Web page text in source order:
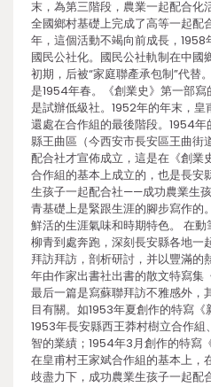
末，為第三階段，農業一起配合化
全國鄉村基礎上完成了高等一起配
年，這個活動不竭向前成長，1958
國民公社化。國民公社軌制在中國
初期，后被“家庭聯產承包制”代替
是1954年春。《創業史》第一部
是試辦低級社。1952年的年末，
還處在合作組的最後階段。1954
縣王曲區（今西安市長安區王曲街
配合社才宣佈成立，這是在《創業
合作組的基本上成立的，也是長安
生孩子一起配合社——成功農業生
青基礎上是緊跟生涯的腳步寫作的
鮮活的生涯氣味和時期特色。 在動
柳青到處奔跑，深刻長安縣各地一
拜訪拜訪，剖析研討，并以豐滿的
年由作家出書社出書的散文特寫集
最后一篇是寫蘇聯拜訪不雅感外，
目有關。如1953年夏創作的特寫
1953年長安縣西王莽村樹立合作
智的業績；1954年3月創作的特寫
在皇甫村王家斌合作組的基本上，
歧盡力下，成功農業生孩子一起配